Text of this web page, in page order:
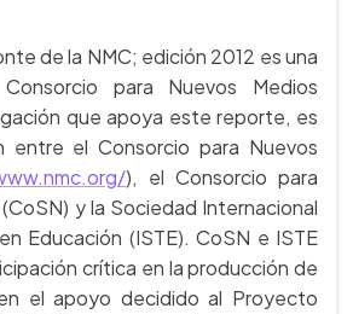
de la NMC; edición 2012 es una
para Nuevos Medios
que apoya este reporte, es
entre el Consorcio para Nuevos
), el Consorcio para
y la Sociedad Internacional
Educación (ISTE). CoSN e ISTE
crítica en la producción de
el apoyo decidido al Proyecto